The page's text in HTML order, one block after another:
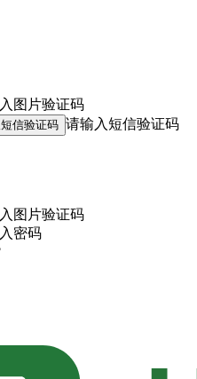
图片验证码
信验证码 请输入短信验证码
图片验证码
密码